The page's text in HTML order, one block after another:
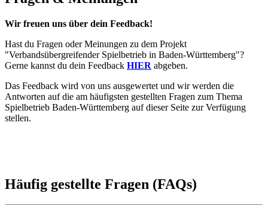
Wir freuen uns über dein Feedback!
Hast du Fragen oder Meinungen zu dem Projekt
"Verbandsübergreifender Spielbetrieb in Baden-Württemberg"?
Gerne kannst du dein Feedback HIER abgeben.
Das Feedback wird von uns ausgewertet und wir werden die
Antworten auf die am häufigsten gestellten Fragen zum Thema
Spielbetrieb Baden-Württemberg auf dieser Seite zur Verfügung
stellen.
Häufig gestellte Fragen (FAQs)